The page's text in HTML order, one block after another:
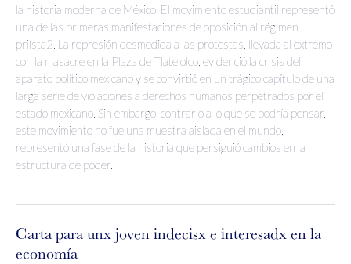
la historia moderna de México. El movimiento estudiantil representó
una de las primeras manifestaciones de oposición al régimen
priísta2. La represión desmedida a las protestas, llevada al extremo
con la masacre en la Plaza de Tlatelolco, evidenció la crisis del
aparato político mexicano y se convirtió en un trágico capítulo de una
larga serie de violaciones a derechos humanos perpetrados por el
estado mexicano. Sin embargo, contrario a lo que se podría pensar,
este movimiento no fue una muestra aislada en el mundo,
representó una fase de la historia que persiguió cambios en la
estructura de poder.
Carta para unx joven indecisx e interesadx en la
economía